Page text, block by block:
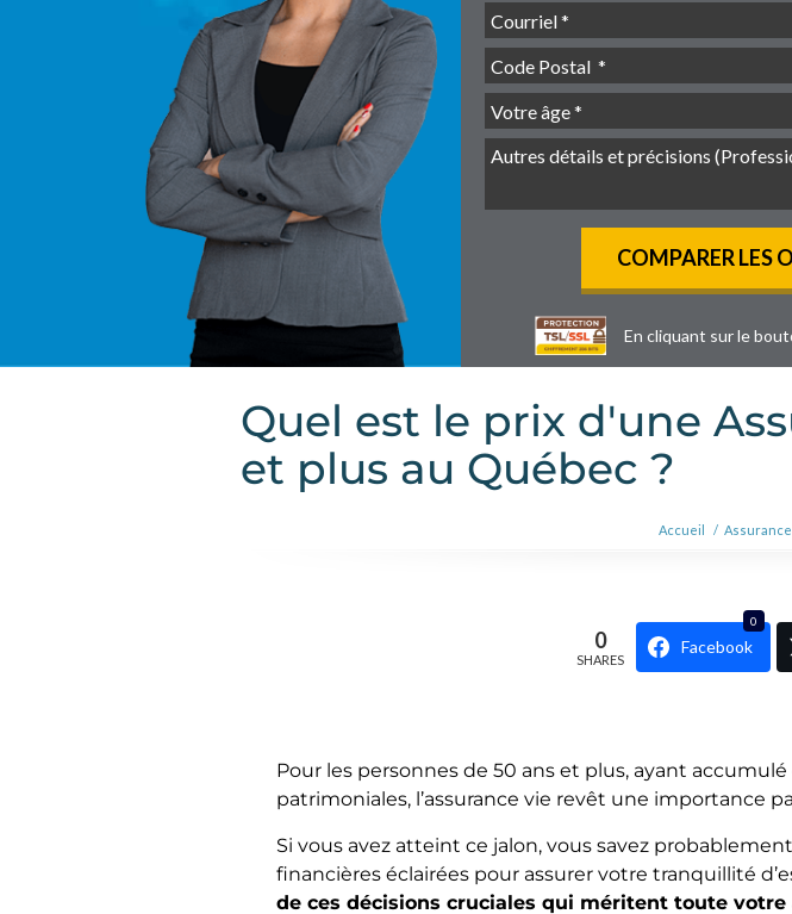
En cliquant sur le
Quel est le prix d'une
et plus au Québec ?
Accueil /
0
SHARES
0
Facebook
Pour les personnes de 50 ans et plus, ayant
patrimoniales, l’assurance vie revêt une importance
Si vous avez atteint ce jalon, vous savez
financières éclairées pour assurer votre tranquillité
de ces décisions cruciales qui méritent toute